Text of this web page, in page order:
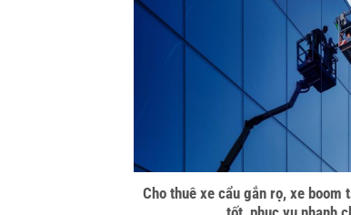
Cho thuê xe cẩu gắn rọ, xe boom